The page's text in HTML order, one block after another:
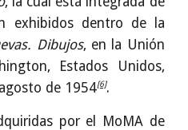
exhibidos dentro de la
Dibujos, en la Unión
Estados Unidos,
de 1954[6].
por el MoMA de